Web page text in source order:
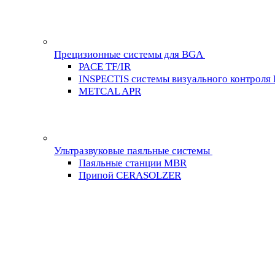
Прецизионные системы для BGA
PACE TF/IR
INSPECTIS системы визуального контроля
METCAL APR
Ультразвуковые паяльные системы
Паяльные станции MBR
Припой CERASOLZER